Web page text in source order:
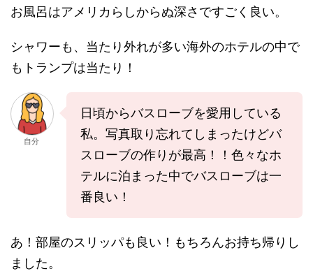
お風呂はアメリカらしからぬ深さですごく良い。
シャワーも、当たり外れが多い海外のホテルの中で
もトランプは当たり！
自分
日頃からバスローブを愛用している
私。写真取り忘れてしまったけどバ
スローブの作りが最高！！色々なホ
テルに泊まった中でバスローブは一
番良い！
あ！部屋のスリッパも良い！もちろんお持ち帰りし
ました。